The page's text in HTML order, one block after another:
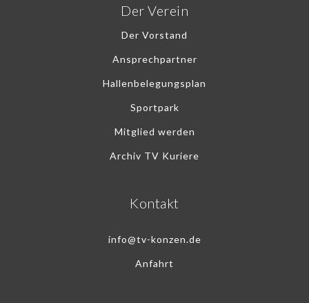
Der Verein
Der Vorstand
Ansprechpartner
Hallenbelegungsplan
Sportpark
Mitglied werden
Archiv TV Kuriere
Kontakt
info@tv-konzen.de
Anfahrt